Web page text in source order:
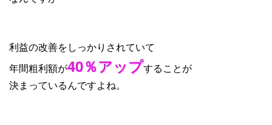
利益の改善をしっかりされていて
年間粗利額が40％アップすることが
決まっているんですよね。